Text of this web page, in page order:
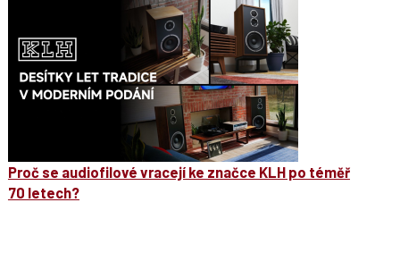
Proč se audiofilové vracejí ke značce KLH po téměř
70 letech?